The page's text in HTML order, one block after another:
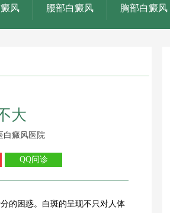
风 腰部白癜风 胸部白癜风
大
白癜风医院
QQ问诊
的困惑。白斑的呈现不只对人体